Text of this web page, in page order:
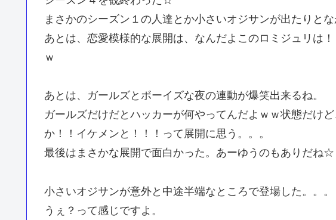
まさかのシーズン１の人達とか小さいオジサンが出たりとな
あとは、恋愛模様的な展開は、なんだよこのロミジュリは
ｗ
あとは、ガールズとボーイズな夜の連動が爆笑出来るね。
ガールズだけだとハッカーが何やってんだよｗｗ状態だけ
か！！イケメンと！！！って展開に思う。。。
最後はまさかな展開で面白かった。あーゆうのもありだね☆
小さいオジサンが意外と中途半端なところで登場した。。。
うぇ？って感じですよ。